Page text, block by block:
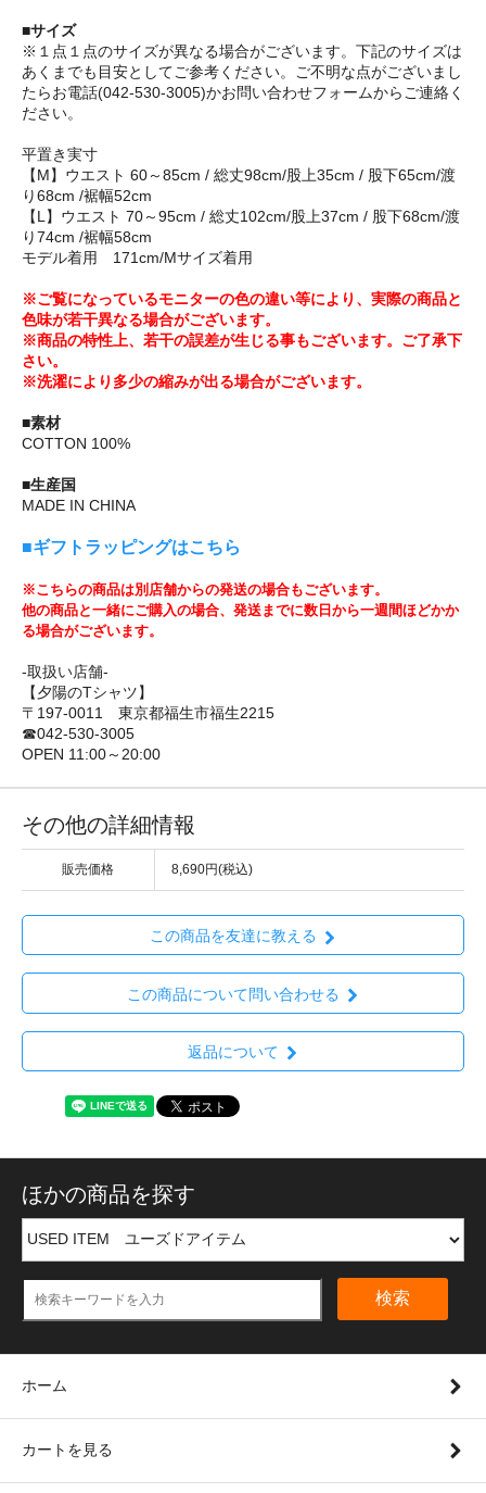
■サイズ
※１点１点のサイズが異なる場合がございます。下記のサイズは
あくまでも目安としてご参考ください。ご不明な点がございまし
たらお電話(042-530-3005)かお問い合わせフォームからご連絡く
ださい。
平置き実寸
【M】ウエスト 60～85cm / 総丈98cm/股上35cm / 股下65cm/渡
り68cm /裾幅52cm
【L】ウエスト 70～95cm / 総丈102cm/股上37cm / 股下68cm/渡
り74cm /裾幅58cm
モデル着用 171cm/Mサイズ着用
※ご覧になっているモニターの色の違い等により、実際の商品と
色味が若干異なる場合がございます。
※商品の特性上、若干の誤差が生じる事もございます。ご了承下
さい。
※洗濯により多少の縮みが出る場合がございます。
■素材
COTTON 100%
■生産国
MADE IN CHINA
■ギフトラッピングはこちら
※こちらの商品は別店舗からの発送の場合もございます。
他の商品と一緒にご購入の場合、発送までに数日から一週間ほどかか
る場合がございます。
-取扱い店舗-
【夕陽のTシャツ】
〒197-0011 東京都福生市福生2215
☎042-530-3005
OPEN 11:00～20:00
その他の詳細情報
販売価格 8,690円(税込)
この商品を友達に教える
この商品について問い合わせる
返品について
ほかの商品を探す
検索
ホーム
カートを見る